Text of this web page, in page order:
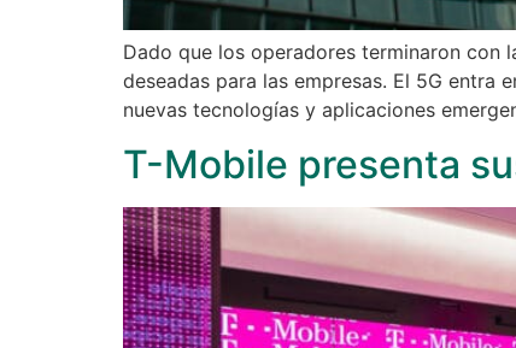
Dado que los operadores terminaron con
deseadas para las empresas. El 5G entra
nuevas tecnologías y aplicaciones
T-Mobile presenta